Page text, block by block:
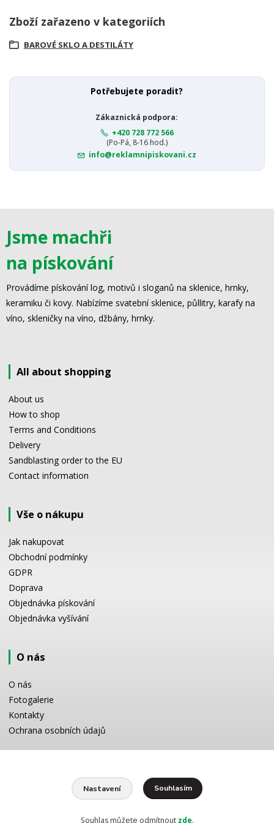
Zboží zařazeno v kategoriích
BAROVÉ SKLO A DESTILÁTY
Potřebujete poradit?
Zákaznická podpora:
+420 728 772 566
(Po-Pá, 8-16 hod.)
info@reklamnipiskovani.cz
Jsme machři
na pískování
Provádíme pískování log, motivů i sloganů na sklenice, hrnky,
keramiku či kovy. Nabízíme svatební sklenice, půllitry, karafy na
víno, skleničky na víno, džbány, hrnky.
All about shopping
About us
How to shop
Terms and Conditions
Delivery
Sandblasting order to the EU
Contact information
Vše o nákupu
Jak nakupovat
Obchodní podmínky
GDPR
Doprava
Objednávka pískování
Objednávka vyšívání
O nás
O nás
Fotogalerie
Kontakty
Ochrana osobních údajů
Potřebujete poradit s výběrem? Neváhejte se zeptat:
+420 728 772 566
Nastavení Souhlasím
Souhlas můžete odmítnout zde.